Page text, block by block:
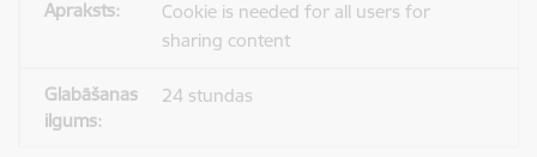
Cookie is needed for all users for
sharing content
24 stundas